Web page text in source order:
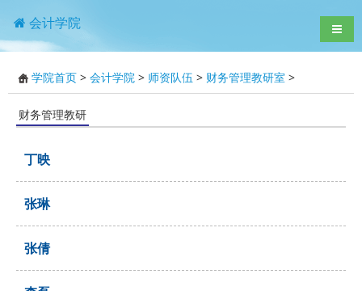
会计学院 导航
学院首页 > 会计学院 > 师资队伍 > 财务管理教研室 >
财务管理教研
丁映
张琳
张倩